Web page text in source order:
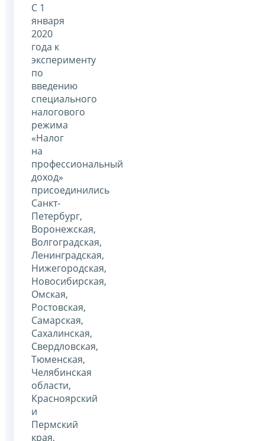
С 1
января
2020
года к
эксперименту
по
введению
специального
налогового
режима
«Налог
на
профессиональный
доход»
присоединились
Санкт-
Петербург,
Воронежская,
Волгоградская,
Ленинградская,
Нижегородская,
Новосибирская,
Омская,
Ростовская,
Самарская,
Сахалинская,
Свердловская,
Тюменская,
Челябинская
области,
Красноярский
и
Пермский
края,